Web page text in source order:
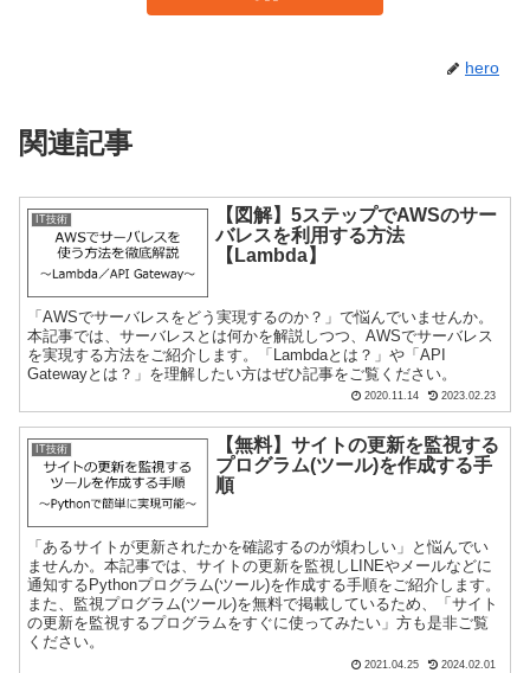
hero
関連記事
IT技術
【図解】5ステップでAWSのサー
バレスを利用する方法
【Lambda】
「AWSでサーバレスをどう実現するのか？」で悩んでいませんか。
本記事では、サーバレスとは何かを解説しつつ、AWSでサーバレス
を実現する方法をご紹介します。「Lambdaとは？」や「API
Gatewayとは？」を理解したい方はぜひ記事をご覧ください。
2020.11.14 2023.02.23
IT技術
【無料】サイトの更新を監視する
プログラム(ツール)を作成する手
順
「あるサイトが更新されたかを確認するのが煩わしい」と悩んでい
ませんか。本記事では、サイトの更新を監視しLINEやメールなどに
通知するPythonプログラム(ツール)を作成する手順をご紹介します。
また、監視プログラム(ツール)を無料で掲載しているため、「サイト
の更新を監視するプログラムをすぐに使ってみたい」方も是非ご覧
ください。
2021.04.25 2024.02.01